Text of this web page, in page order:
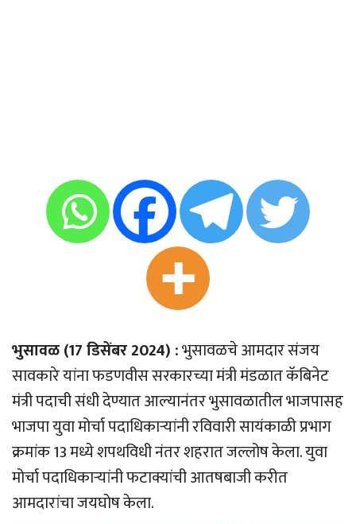
भुसावळ (17 डिसेंबर 2024) :भुसावळचे आमदार संजय
सावकारे यांना फडणवीस सरकारच्या मंत्री मंडळात कॅबिनेट
मंत्री पदाची संधी देण्यात आल्यानंतर भुसावळातील भाजपासह
भाजपा युवा मोर्चा पदाधिकार्‍यांनी रविवारी सायंकाळी प्रभाग
क्रमांक 13 मध्ये शपथविधी नंतर शहरात जल्लोष केला. युवा
मोर्चा पदाधिकार्‍यांनी फटाक्यांची आतषबाजी करीत
आमदारांचा जयघोष केला.